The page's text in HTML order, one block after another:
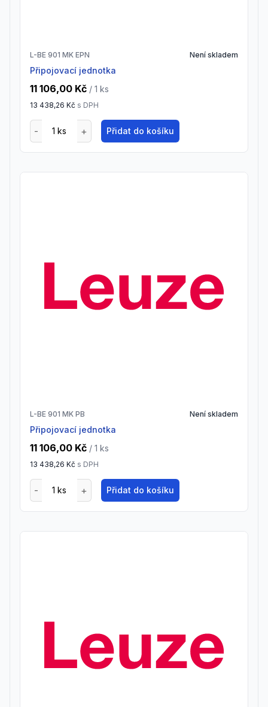
L-BE 901 MK EPN Není skladem
Připojovací jednotka
11 106,00 Kč / 1 ks
13 438,26 Kč s DPH
Přidat do košíku
L-BE 901 MK PB Není skladem
Připojovací jednotka
11 106,00 Kč / 1 ks
13 438,26 Kč s DPH
Přidat do košíku